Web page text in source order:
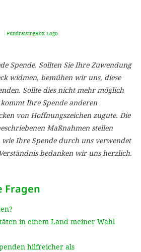
Spende. Sollten Sie Ihre Zuwendung
widmen, bemühen wir uns, diese
Sollte dies nicht mehr möglich
Ihre Spende anderen
von Hoffnungszeichen zugute. Die
Maßnahmen stellen
wie Ihre Spende durch uns verwendet
bedanken wir uns herzlich.
Fragen
in einem Land meiner Wahl
hilfreicher als
'Cookie-
Impressum
ALLEN